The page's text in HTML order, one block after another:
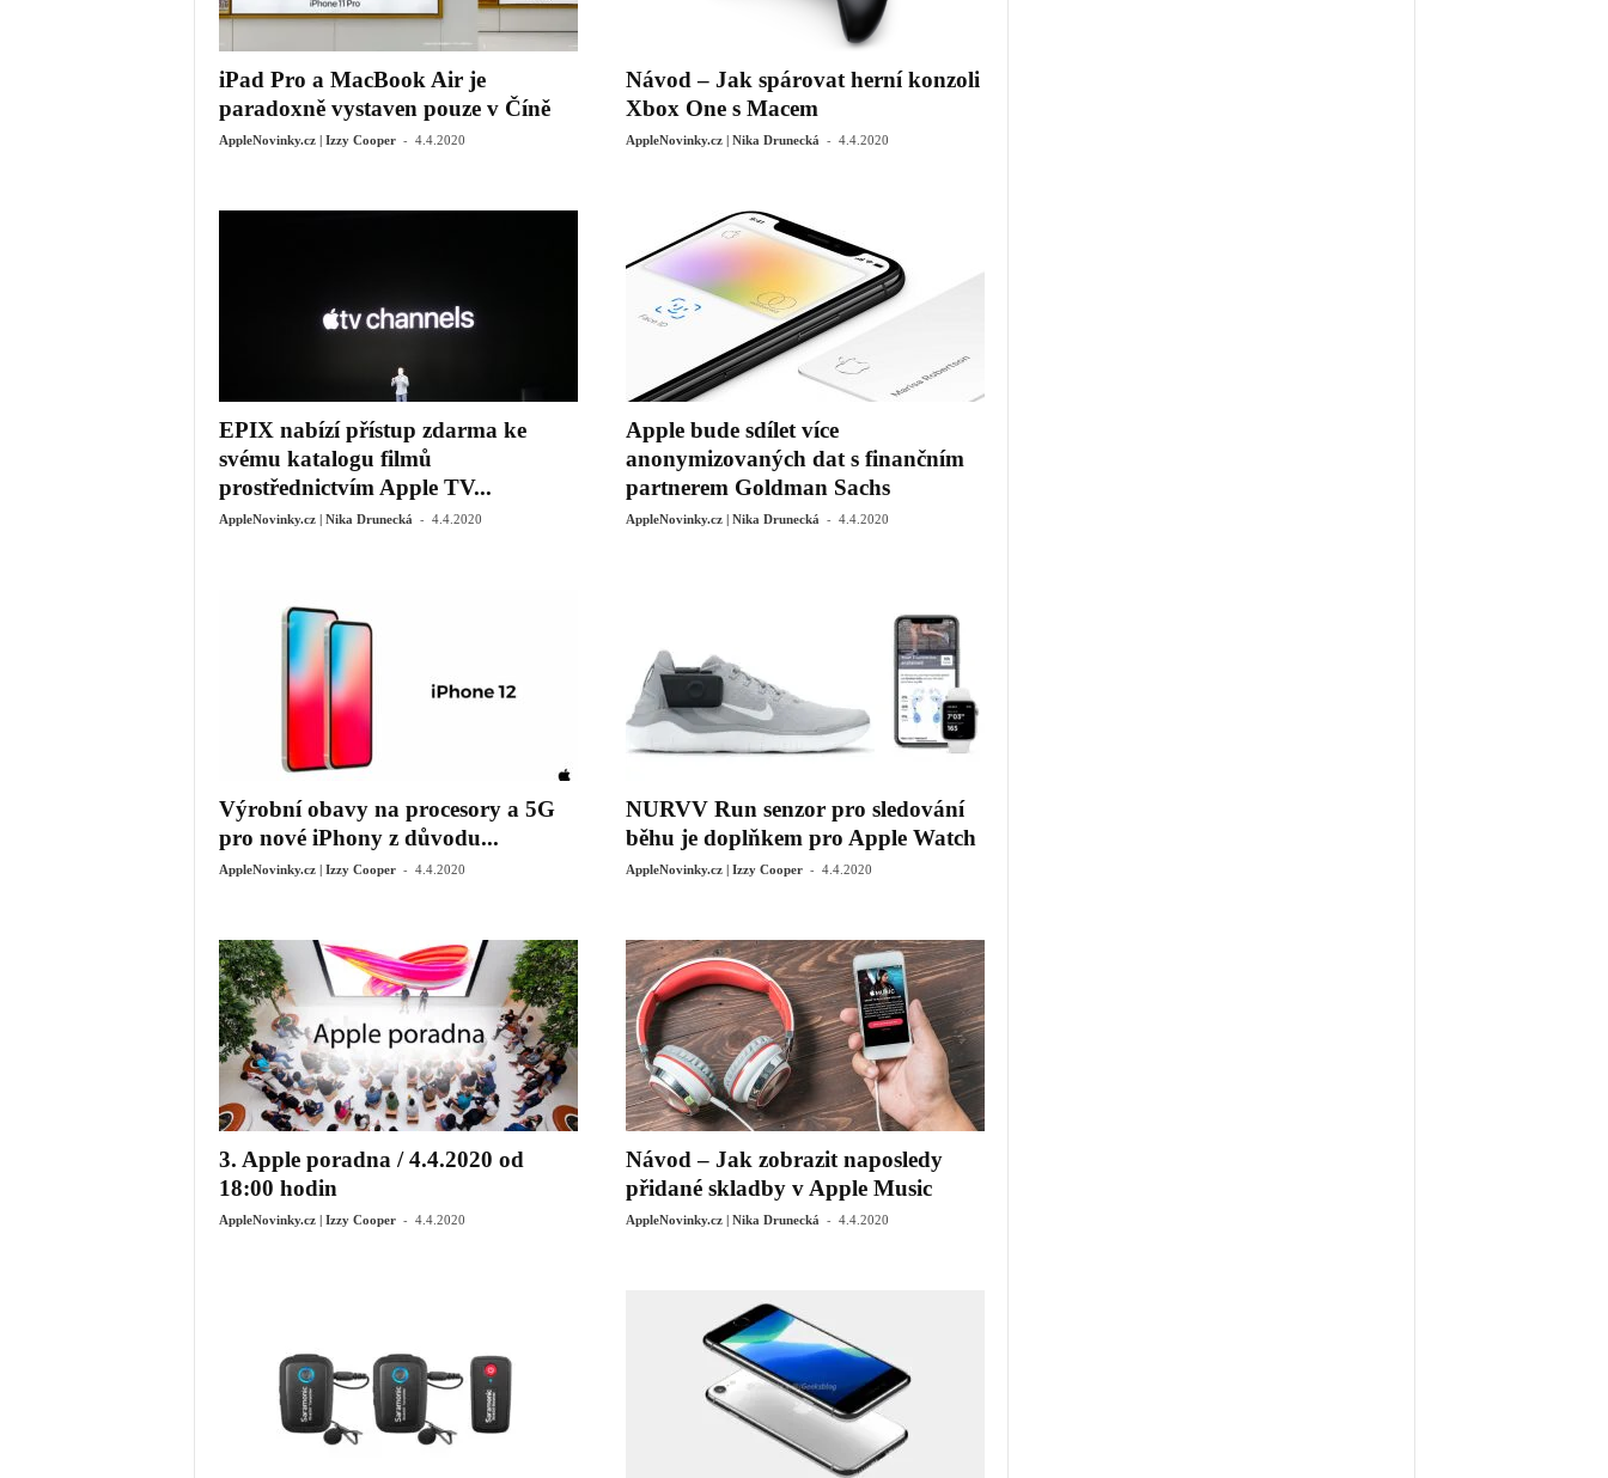
iPad Pro a MacBook Air je
paradoxně vystaven pouze v Číně
AppleNovinky.cz | Izzy Cooper - 4.4.2020
Návod – Jak spárovat herní konzoli
Xbox One s Macem
AppleNovinky.cz | Nika Drunecká - 4.4.2020
EPIX nabízí přístup zdarma ke
svému katalogu filmů
prostřednictvím Apple TV...
AppleNovinky.cz | Nika Drunecká - 4.4.2020
Apple bude sdílet více
anonymizovaných dat s finančním
partnerem Goldman Sachs
AppleNovinky.cz | Nika Drunecká - 4.4.2020
Výrobní obavy na procesory a 5G
pro nové iPhony z důvodu...
AppleNovinky.cz | Izzy Cooper - 4.4.2020
NURVV Run senzor pro sledování
běhu je doplňkem pro Apple Watch
AppleNovinky.cz | Izzy Cooper - 4.4.2020
3. Apple poradna / 4.4.2020 od
18:00 hodin
AppleNovinky.cz | Izzy Cooper - 4.4.2020
Návod – Jak zobrazit naposledy
přidané skladby v Apple Music
AppleNovinky.cz | Nika Drunecká - 4.4.2020